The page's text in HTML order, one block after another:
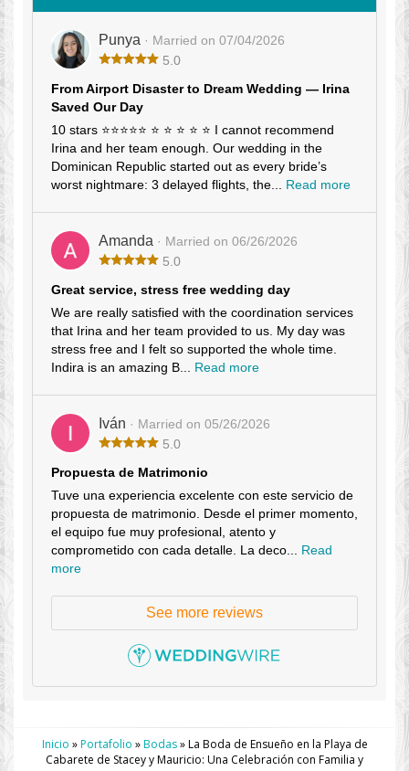
Punya · Married on 07/04/2026
5.0
From Airport Disaster to Dream Wedding — Irina
Saved Our Day
10 stars ⭐⭐⭐⭐⭐ ⭐ ⭐ ⭐ ⭐ ⭐ I cannot recommend
Irina and her team enough. Our wedding in the
Dominican Republic started out as every bride’s
worst nightmare: 3 delayed flights, the... Read more
Amanda · Married on 06/26/2026
5.0
Great service, stress free wedding day
We are really satisfied with the coordination services
that Irina and her team provided to us. My day was
stress free and I felt so supported the whole time.
Indira is an amazing B... Read more
Iván · Married on 05/26/2026
5.0
Propuesta de Matrimonio
Tuve una experiencia excelente con este servicio de
propuesta de matrimonio. Desde el primer momento,
el equipo fue muy profesional, atento y
comprometido con cada detalle. La deco... Read
more
See more reviews
Inicio »Portafolio »Bodas»La Boda de Ensueño en la Playa de
Cabarete de Stacey y Mauricio: Una Celebración con Familia y